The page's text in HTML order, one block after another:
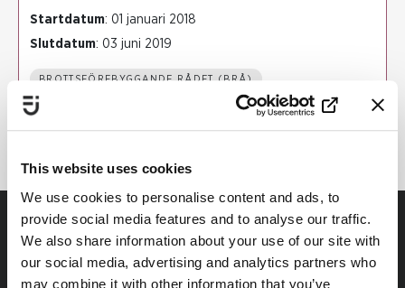
This website uses cookies
We use cookies to personalise content and ads, to
provide social media features and to analyse our traffic.
We also share information about your use of our site with
our social media, advertising and analytics partners who
may combine it with other information that you’ve
Startdatum: 01 januari 2018
Slutdatum: 03 juni 2019
BROTTSFÖREBYGGANDE RÅDET (BRÅ)